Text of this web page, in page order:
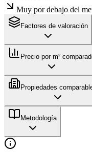
Muy por debajo del
Factores de valoración
Precio por m²
Propiedades
Metodología